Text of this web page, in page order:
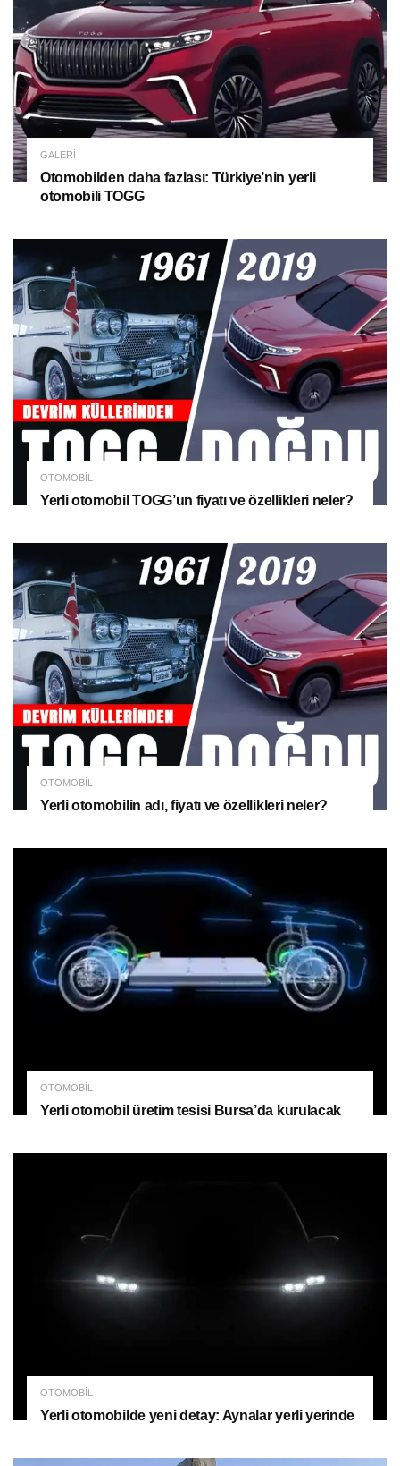
GALERI
Otomobilden daha fazlası: Türkiye’nin yerli
otomobili TOGG
OTOMOBIL
Yerli otomobil TOGG’un fiyatı ve özellikleri neler?
OTOMOBIL
Yerli otomobilin adı, fiyatı ve özellikleri neler?
OTOMOBIL
Yerli otomobil üretim tesisi Bursa’da kurulacak
OTOMOBIL
Yerli otomobilde yeni detay: Aynalar yerli yerinde